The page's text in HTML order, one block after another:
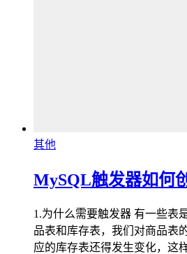
其他
MySQL触发器如何
1.为什么需要触发器 有一些表
品表和库存表，我们对商品表
应的库存表还得发生变化，这